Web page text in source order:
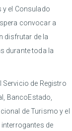
y el Consulado
convocar a
disfrutar de la
durante toda la
de Registro
BancoEstado,
de Turismo y el
de